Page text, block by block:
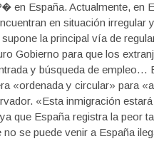
en España. Actualmente, en
en situación irregular
la principal vía de
Gobierno para que los
y búsqueda de empleo…
«ordenada y circular» para
«Esta inmigración
que España registra la peor
no se puede venir a España